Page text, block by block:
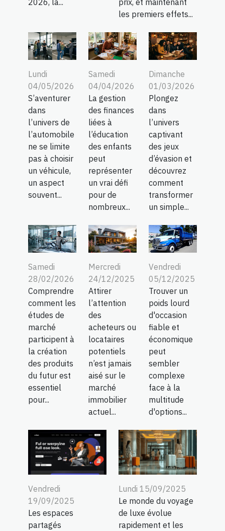
2026, la...
prix, et maintenant
les premiers effets...
Lundi
04/05/2026
S’aventurer
dans
l’univers de
l’automobile
ne se limite
pas à choisir
un véhicule,
un aspect
souvent...
Samedi
04/04/2026
La gestion
des finances
liées à
l’éducation
des enfants
peut
représenter
un vrai défi
pour de
nombreux...
Dimanche
01/03/2026
Plongez
dans
l’univers
captivant
des jeux
d’évasion et
découvrez
comment
transformer
un simple...
Samedi
28/02/2026
Comprendre
comment les
études de
marché
participent à
la création
des produits
du futur est
essentiel
pour...
Mercredi
24/12/2025
Attirer
l’attention
des
acheteurs ou
locataires
potentiels
n’est jamais
aisé sur le
marché
immobilier
actuel...
Vendredi
05/12/2025
Trouver un
poids lourd
d'occasion
fiable et
économique
peut
sembler
complexe
face à la
multitude
d'options...
Vendredi
19/09/2025
Les espaces
partagés
Lundi 15/09/2025
Le monde du voyage
de luxe évolue
rapidement et les